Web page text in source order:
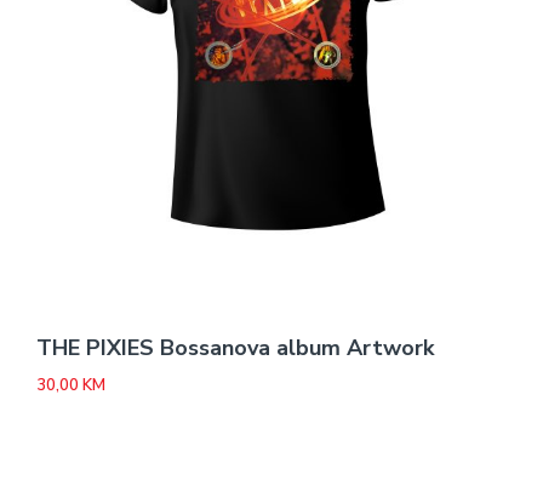
THE PIXIES Bossanova album Artwork
30,00 KM